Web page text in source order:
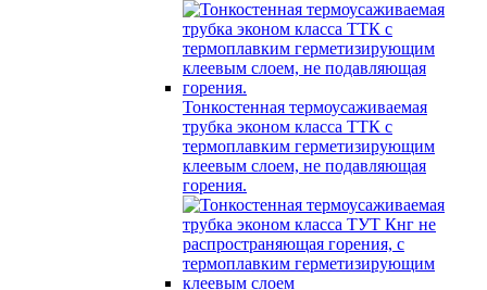
Тонкостенная термоусаживаемая
трубка эконом класса ТТК с
термоплавким герметизирующим
клеевым слоем, не подавляющая
горения.